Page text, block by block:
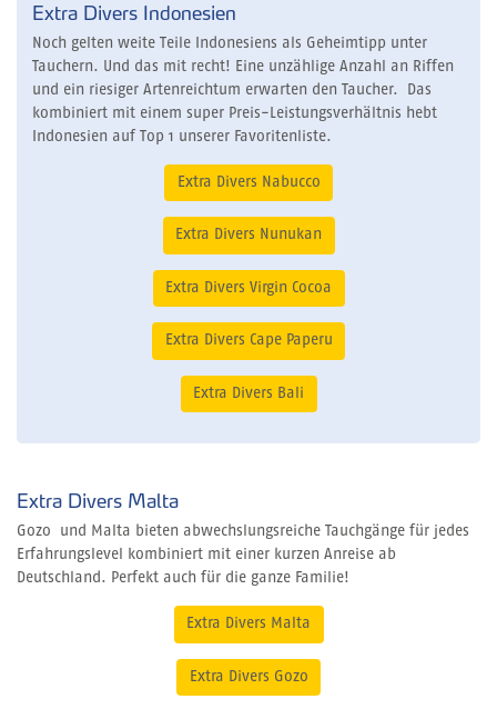
Extra Divers Indonesien
Noch gelten weite Teile Indonesiens als Geheimtipp unter
Tauchern. Und das mit recht! Eine unzählige Anzahl an Riffen
und ein riesiger Artenreichtum erwarten den Taucher. Das
kombiniert mit einem super Preis-Leistungsverhältnis hebt
Indonesien auf Top 1 unserer Favoritenliste.
Extra Divers Nabucco
Extra Divers Nunukan
Extra Divers Virgin Cocoa
Extra Divers Cape Paperu
Extra Divers Bali
Extra Divers Malta
Gozo und Malta bieten abwechslungsreiche Tauchgänge für jedes
Erfahrungslevel kombiniert mit einer kurzen Anreise ab
Deutschland. Perfekt auch für die ganze Familie!
Extra Divers Malta
Extra Divers Gozo